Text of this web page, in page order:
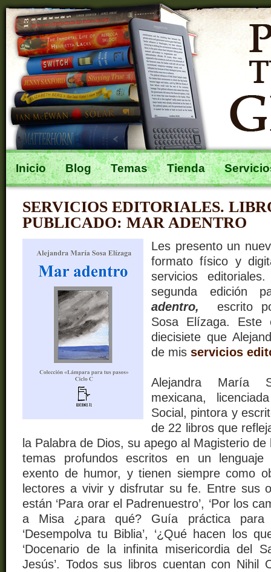
Inicio Blog Temas Tienda
SERVICIOS EDITORIALES.
PUBLICADO: MAR ADENTRO
Les presento un
formato físico y
servicios
segunda edición
adentro,
escrito
Sosa Elízaga. Este
diecisiete que
de mis servicios
Alejandra María
mexicana,
Social, pintora y
de 22 libros que
la Palabra de Dios, su apego al Magisterio
temas profundos escritos en un lenguaje
exento de humor, y tienen siempre como
lectores a vivir y disfrutar su fe. Entre sus
están ‘Para orar el Padrenuestro’, ‘Por los
a Misa ¿para qué? Guía práctica para
‘Desempolva tu Biblia’, ‘¿Qué hacen los
‘Docenario de la infinita misericordia del
Jesús’. Todos sus libros cuentan con Nihil